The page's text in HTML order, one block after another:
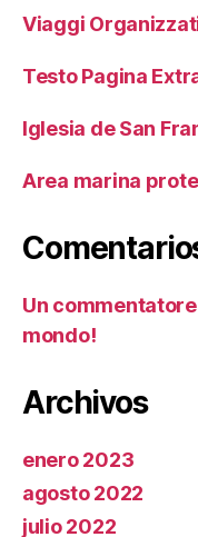
Viaggi
Testo Pagina
Iglesia de San
Area marina
Un
mondo!
Archivos
enero 2023
agosto 2022
julio 2022